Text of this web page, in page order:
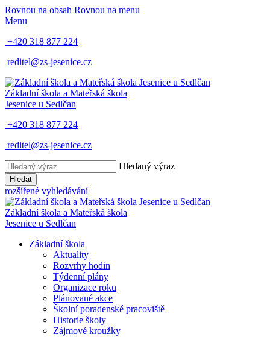
Rovnou na obsah Rovnou na menu
Menu
+420 318 877 224
reditel@zs-jesenice.cz
Základní škola a Mateřská škola
Jesenice u Sedlčan
+420 318 877 224
reditel@zs-jesenice.cz
Hledaný výraz
Hledat
rozšířené vyhledávání
Základní škola a Mateřská škola
Jesenice u Sedlčan
Základní škola
Aktuality
Rozvrhy hodin
Týdenní plány
Organizace roku
Plánované akce
Školní poradenské pracoviště
Historie školy
Zájmové kroužky